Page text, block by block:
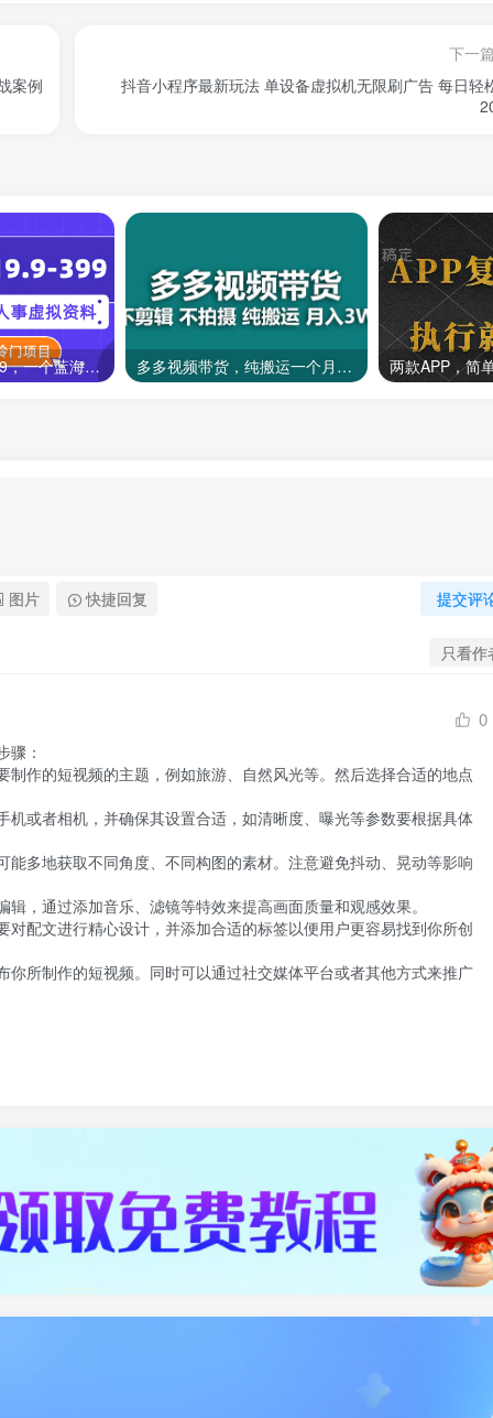
案例
下一
抖音小程序最新玩法 单设备虚拟机无限刷广告 每日轻
一单收益19.9-399，一个蓝海冷门项目，在小红书上卖人事虚拟资料 多多视频带货，纯搬运一个月搞了5w佣金，小白也能操作
提交评
图片 快捷回复
只看作
0
骤：
作的短视频的主题，例如旅游、自然风光等。然后选择合适的地点
机或者相机，并确保其设置合适，如清晰度、曝光等参数要根据具体
多地获取不同角度、不同构图的素材。注意避免抖动、晃动等影响
，通过添加音乐、滤镜等特效来提高画面质量和观感效果。
配文进行精心设计，并添加合适的标签以便用户更容易找到你所创
你所制作的短视频。同时可以通过社交媒体平台或者其他方式来推广